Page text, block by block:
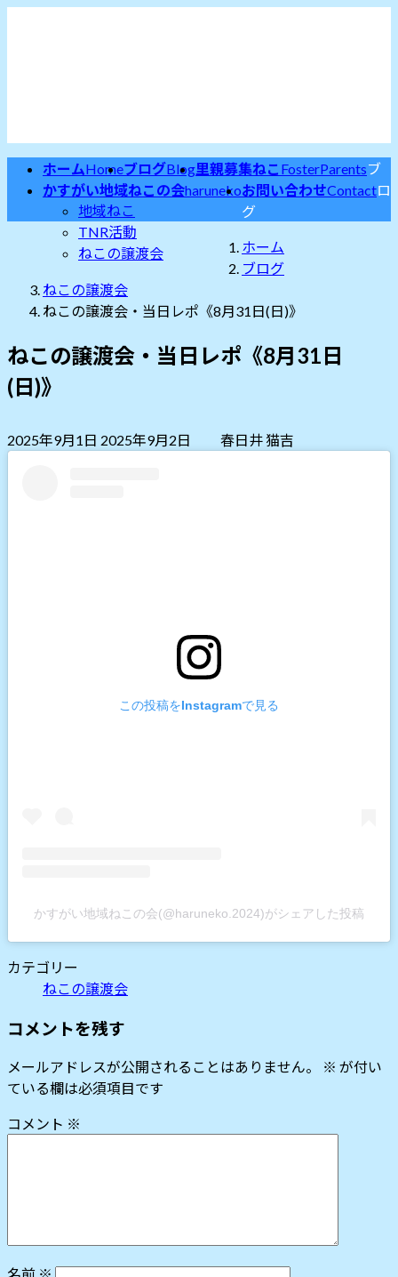
ス
ン
ホームHomeブログBlog里親募集ねこ FosterParents
かすがい地域ねこの会haruneko
地域ねこ
TNR活動
ねこの譲渡会
お問い合わせContact
ブ
ロ
グ
ホーム
ブログ
ねこの譲渡会
ねこの譲渡会・当日レポ《8月31日(日)》
ねこの譲渡会・当日レポ《8月31日
(日)》
2025年9月1日
終
2025年9月2日 春日井 猫吉
この投稿をInstagramで見る
かすがい地域ねこの会(@haruneko.2024)がシェアした投稿
カテゴリー
ねこの譲渡会
コメントを残す
メールアドレスが公開されることはありません。 ※ が付い
ている欄は必須項目です
コメント ※